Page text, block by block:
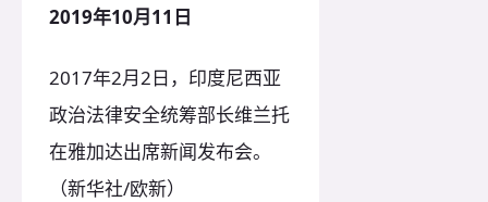
2019年10月11日
2017年2月2日，印度尼西亚
政治法律安全统筹部长维兰托
在雅加达出席新闻发布会。
（新华社/欧新）